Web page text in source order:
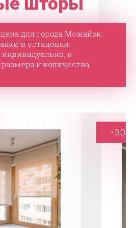
для города Можайск.
и установки
в
и количества
-30%